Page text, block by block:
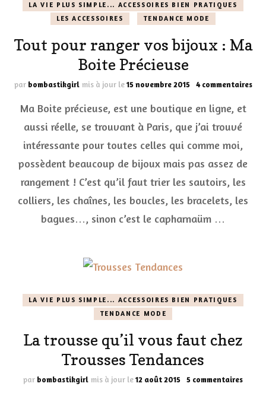
LA VIE PLUS SIMPLE... ACCESSOIRES BIEN PRATIQUES
LES ACCESSOIRES
TENDANCE MODE
Tout pour ranger vos bijoux : Ma
Boite Précieuse
par bombastikgirl mis à jour le15 novembre 2015 4 commentairessur
Ma Boite précieuse, est une boutique en ligne, et
aussi réelle, se trouvant à Paris, que j’ai trouvé
intéressante pour toutes celles qui comme moi,
possèdent beaucoup de bijoux mais pas assez de
rangement ! C’est qu’il faut trier les sautoirs, les
colliers, les chaînes, les boucles, les bracelets, les
bagues…, sinon c’est le capharnaüm …
LA VIE PLUS SIMPLE... ACCESSOIRES BIEN PRATIQUES
TENDANCE MODE
La trousse qu’il vous faut chez
Trousses Tendances
par bombastikgirl mis à jour le12 août 2015 5 commentairessur